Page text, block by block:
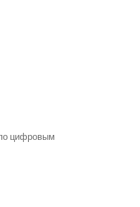
цифровым